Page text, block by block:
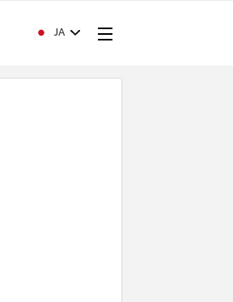
JA